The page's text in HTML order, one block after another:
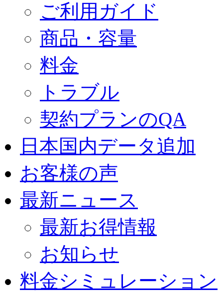
ご利用ガイド
商品・容量
料金
トラブル
契約プランのQA
日本国内データ追加
お客様の声
最新ニュース
最新お得情報
お知らせ
料金シミュレーション